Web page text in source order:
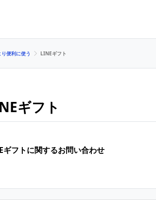
便利に使う LINEギフト
ギフト
ギフトに関するお問い合わせ